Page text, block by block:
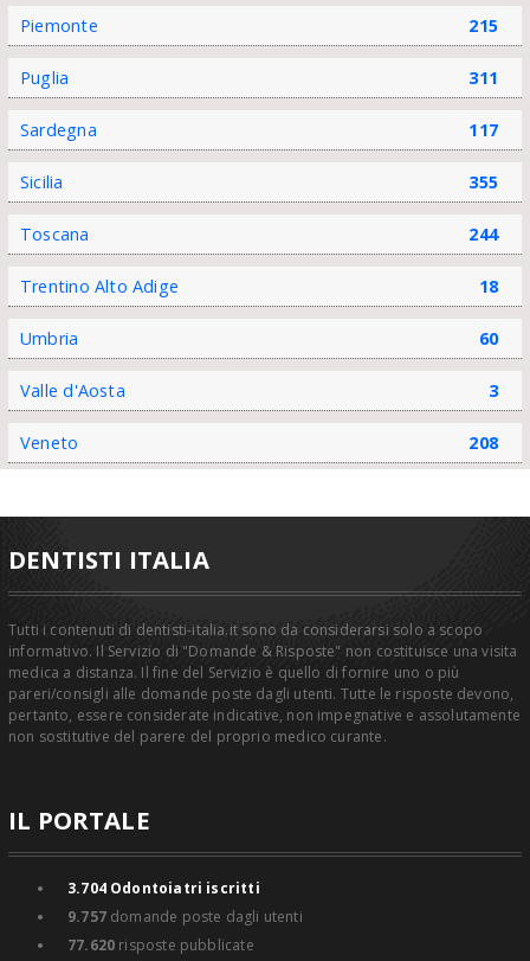
Piemonte 215
Puglia 311
Sardegna 117
Sicilia 355
Toscana 244
Trentino Alto Adige 18
Umbria 60
Valle d'Aosta 3
Veneto 208
DENTISTI ITALIA
Tutti i contenuti di dentisti-italia.it sono da considerarsi solo a scopo
informativo. Il Servizio di "Domande & Risposte" non costituisce una visita
medica a distanza. Il fine del Servizio è quello di fornire uno o più
pareri/consigli alle domande poste dagli utenti. Tutte le risposte devono,
pertanto, essere considerate indicative, non impegnative e assolutamente
non sostitutive del parere del proprio medico curante.
IL PORTALE
3.704Odontoiatri iscritti
9.757domande poste dagli utenti
77.620 risposte pubblicate